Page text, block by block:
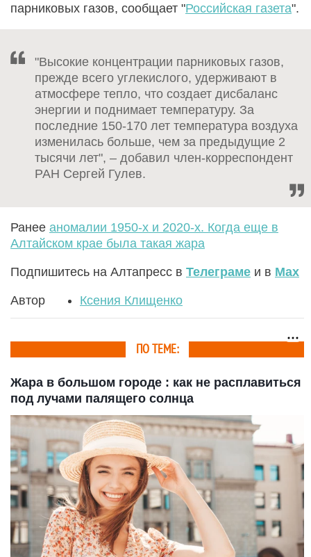
парниковых газов, сообщает "Российская газета".
"Высокие концентрации парниковых газов,
прежде всего углекислого, удерживают в
атмосфере тепло, что создает дисбаланс
энергии и поднимает температуру. За
последние 150-170 лет температура воздуха
изменилась больше, чем за предыдущие 2
тысячи лет", – добавил член-корреспондент
РАН Сергей Гулев.
Ранее аномалии 1950-х и 2020-х. Когда еще в
Алтайском крае была такая жара
Подпишитесь на Алтапресс в Телеграме и в Max
Автор Ксения Клищенко
ПО ТЕМЕ:
Жара в большом городе : как не расплавиться
под лучами палящего солнца